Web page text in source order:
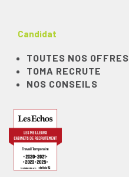
Candidat
TOUTES NOS OFFRES
TOMA RECRUTE
NOS CONSEILS